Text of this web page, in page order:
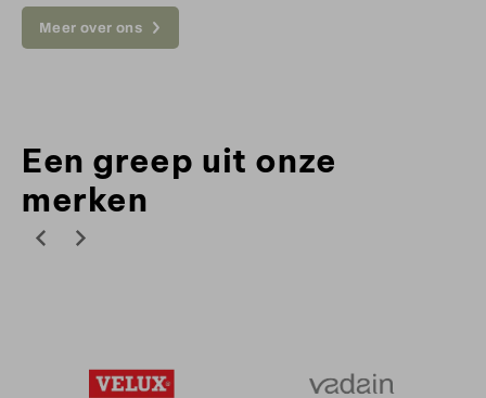
Meer over ons
Een greep uit onze
merken